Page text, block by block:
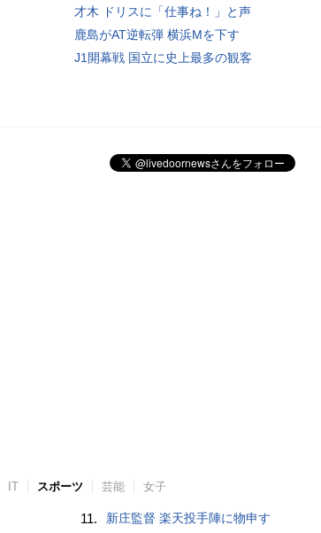
才木 ドリスに「仕事ね！」と声
鹿島がAT逆転弾 横浜Mを下す
J1開幕戦 国立に史上最多の観客
IT スポーツ 芸能 女子
11. 新庄監督 楽天投手陣に物申す